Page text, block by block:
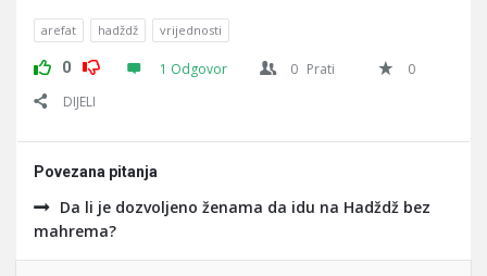
arefat hadždž vrijednosti
0 1 Odgovor 0 Prati
0
DIJELI
Povezana pitanja
Da li je dozvoljeno ženama da idu na Hadždž bez
mahrema?